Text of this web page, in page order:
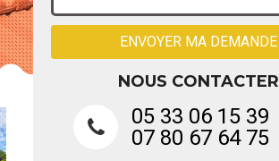
NOUS CONTACTER
05 33 06 15 39
07 80 67 64 75